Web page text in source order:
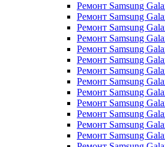
Ремонт Samsung
Ремонт Samsung
Ремонт Samsung
Ремонт Samsung
Ремонт Samsung
Ремонт Samsung
Ремонт Samsung
Ремонт Samsung
Ремонт Samsung
Ремонт Samsung
Ремонт Samsung
Ремонт Samsung
Ремонт Samsung